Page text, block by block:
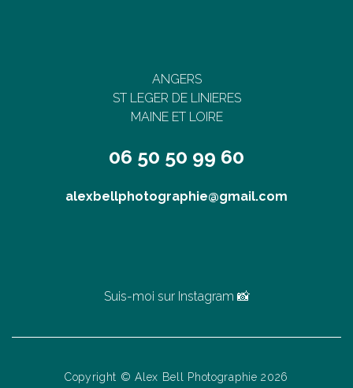
ANGERS
ST LEGER DE LINIERES
MAINE ET LOIRE
06 50 50 99 60
alexbellphotographie@gmail.com
Suis-moi sur Instagram 📸
Copyright © Alex Bell Photographie 2026